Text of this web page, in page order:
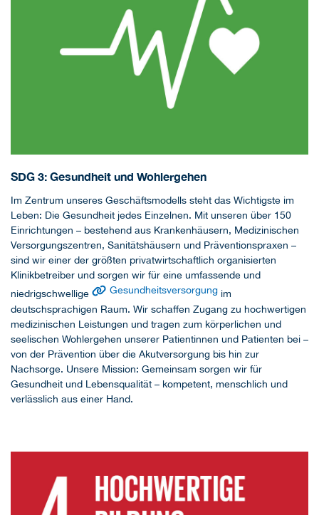
SDG 3: Gesundheit und Wohlergehen
Im Zentrum unseres Geschäftsmodells steht das Wichtigste im
Leben: Die Gesundheit jedes Einzelnen. Mit unseren über 150
Einrichtungen – bestehend aus Krankenhäusern, Medizinischen
Versorgungszentren, Sanitätshäusern und Präventionspraxen –
sind wir einer der größten privatwirtschaftlich organisierten
Klinikbetreiber und sorgen wir für eine umfassende und
niedrigschwellige
Gesundheitsversorgung im
deutschsprachigen Raum. Wir schaffen Zugang zu hochwertigen
medizinischen Leistungen und tragen zum körperlichen und
seelischen Wohlergehen unserer Patientinnen und Patienten bei –
von der Prävention über die Akutversorgung bis hin zur
Nachsorge. Unsere Mission: Gemeinsam sorgen wir für
Gesundheit und Lebensqualität – kompetent, menschlich und
verlässlich aus einer Hand.